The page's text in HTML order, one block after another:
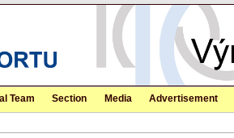
Team Section Media Advertisement